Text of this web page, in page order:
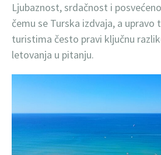
Ljubaznost, srdačnost i
čemu se Turska izdvaja, a upravo
turistima često pravi ključnu
letovanja u pitanju.